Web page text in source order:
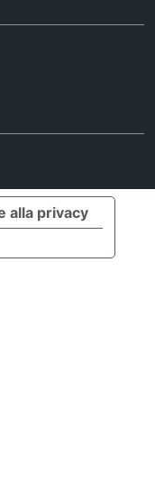
alla privacy